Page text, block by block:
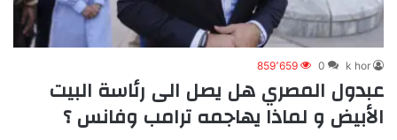
k hor
0 859٬659
عبدول المصري هل يصل الى رئاسة البيت
الأبيض و لماذا يهاجمه ترامب وفانس ؟